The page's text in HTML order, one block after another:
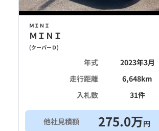
ＭＩＮＩ
ＭＩＮＩ
(クーパーＤ)
年式
2023年3月
走行距離
6,648km
入札数
31件
他社見積額 275.0万円